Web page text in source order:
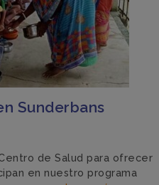
Sunderbans
de Salud para ofrecer
en nuestro programa